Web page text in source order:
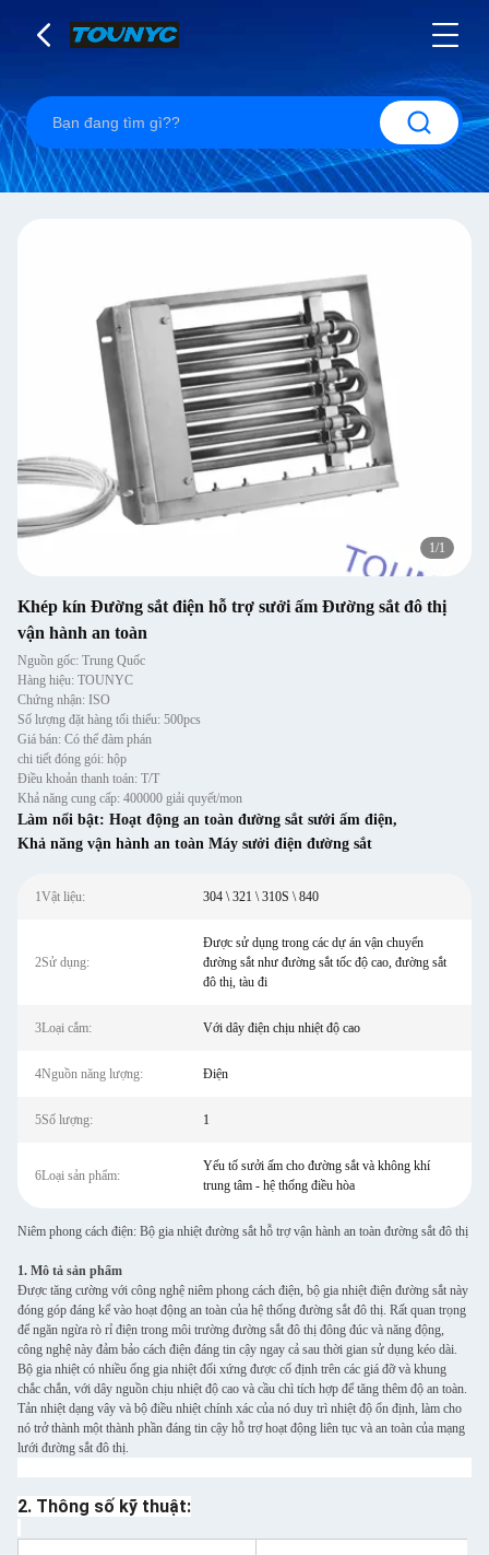
1/1
Khép kín Đường sắt điện hỗ trợ sưởi ấm Đường sắt đô thị
vận hành an toàn
Nguồn gốc: Trung Quốc
Hàng hiệu: TOUNYC
Chứng nhận: ISO
Số lượng đặt hàng tối thiểu: 500pcs
Giá bán: Có thể đàm phán
chi tiết đóng gói: hộp
Điều khoản thanh toán: T/T
Khả năng cung cấp: 400000 giải quyết/mon
Làm nổi bật: Hoạt động an toàn đường sắt sưởi ấm điện,
Khả năng vận hành an toàn Máy sưởi điện đường sắt
1Vật liệu: 304 \ 321 \ 310S \ 840
2Sử dụng:
Được sử dụng trong các dự án vận chuyển
đường sắt như đường sắt tốc độ cao, đường sắt
đô thị, tàu đi
3Loại cắm: Với dây điện chịu nhiệt độ cao
4Nguồn năng lượng: Điện
5Số lượng: 1
6Loại sản phẩm:
Yếu tố sưởi ấm cho đường sắt và không khí
trung tâm - hệ thống điều hòa
Niêm phong cách điện: Bộ gia nhiệt đường sắt hỗ trợ vận hành an toàn đường sắt đô thị
1. Mô tả sản phẩm
Được tăng cường với công nghệ niêm phong cách điện, bộ gia nhiệt điện đường sắt này
đóng góp đáng kể vào hoạt động an toàn của hệ thống đường sắt đô thị. Rất quan trọng
để ngăn ngừa rò rỉ điện trong môi trường đường sắt đô thị đông đúc và năng động,
công nghệ này đảm bảo cách điện đáng tin cậy ngay cả sau thời gian sử dụng kéo dài.
Bộ gia nhiệt có nhiều ống gia nhiệt đối xứng được cố định trên các giá đỡ và khung
chắc chắn, với dây nguồn chịu nhiệt độ cao và cầu chì tích hợp để tăng thêm độ an toàn.
Tản nhiệt dạng vây và bộ điều nhiệt chính xác của nó duy trì nhiệt độ ổn định, làm cho
nó trở thành một thành phần đáng tin cậy hỗ trợ hoạt động liên tục và an toàn của mạng
lưới đường sắt đô thị.
2. Thông số kỹ thuật: